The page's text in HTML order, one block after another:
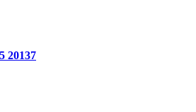
20137